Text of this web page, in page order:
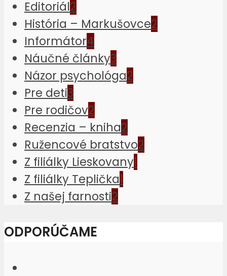
Editoriál2
História – Markušovce2
Informátor4
Náučné články3
Názor psychológa2
Pre deti3
Pre rodičov2
Recenzia – kniha2
Ružencové bratstvo2
Z filiálky Lieskovany1
Z filiálky Teplička1
Z našej farnosti2
ODPORÚČAME